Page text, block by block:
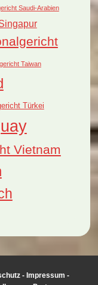
Saudi-Arabien
Taiwan
Türkei
Vietnam
- Impressum -